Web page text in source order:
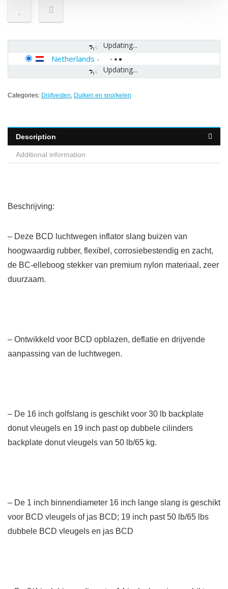
Updating...
Updating...
Netherlands -
Categories: Drijfvesten, Duiken en snorkelen
Description
Additional information
Beschrijving:
– Deze BCD luchtwegen inflator slang buizen van
hoogwaardig rubber, flexibel, corrosiebestendig en zacht,
de BC-elleboog stekker van premium nylon materiaal, zeer
duurzaam.
– Ontwikkeld voor BCD opblazen, deflatie en drijvende
aanpassing van de luchtwegen.
– De 16 inch golfslang is geschikt voor 30 lb backplate
donut vleugels en 19 inch past op dubbele cilinders
backplate donut vleugels van 50 lb/65 kg.
– De 1 inch binnendiameter 16 inch lange slang is geschikt
voor BCD vleugels of jas BCD; 19 inch past 50 lb/65 lbs
dubbele BCD vleugels en jas BCD